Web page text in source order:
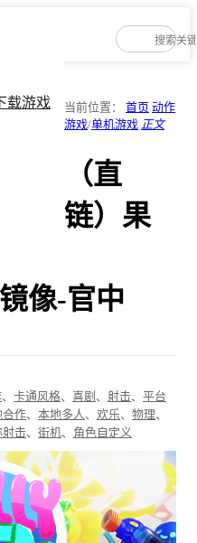
载游戏 当前位置： 首页 动作
游戏/单机游戏 正文
（直
链）果
像-官中
、 卡通风格、 喜剧 、 射击、 平台
合作、 本地多人 、 欢乐、 物理、
射击、 街机、 角色自定义